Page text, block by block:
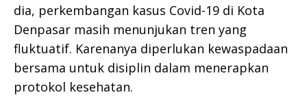
dia, perkembangan kasus Covid-19 di Kota
Denpasar masih menunjukan tren yang
fluktuatif. Karenanya diperlukan kewaspadaan
bersama untuk disiplin dalam menerapkan
protokol kesehatan.